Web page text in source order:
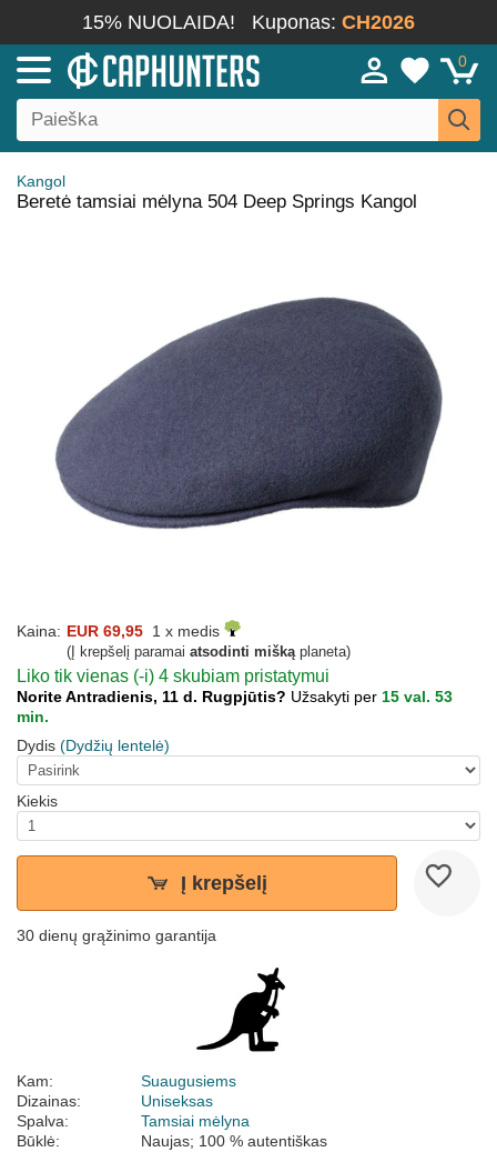
15% NUOLAIDA! Kuponas: CH2026
0
Kangol
Beretė tamsiai mėlyna 504 Deep Springs Kangol
Kaina: EUR 69,95 1 x medis
(Į krepšelį paramai atsodinti miškąplaneta)
Liko tik vienas (-i) 4 skubiam pristatymui
Norite Antradienis, 11 d. Rugpjūtis? Užsakyti per 15 val. 53
min.
Dydis (Dydžių lentelė)
Kiekis
Į krepšelį
30 dienų grąžinimo garantija
Kam:
Suaugusiems
Dizainas:
Uniseksas
Spalva:
Tamsiai mėlyna
Būklė:
Naujas; 100 % autentiškas